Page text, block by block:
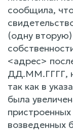
сообщила,
(одну
<адрес>
ДД.ММ.ГГГГ,
так как в
была
возведенных